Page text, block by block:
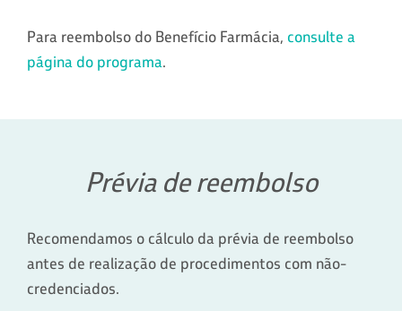
Para reembolso do Benefício Farmácia, consulte a
página do programa.
Prévia de reembolso
Recomendamos o cálculo da prévia de reembolso
antes de realização de procedimentos com não-
credenciados.